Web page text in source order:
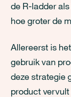
de R-ladder
hoe groter de
Allereerst is
gebruik van
deze strategie
product